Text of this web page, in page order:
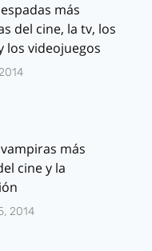
más
del cine, la tv, los
los videojuegos
más
cine y la
2014